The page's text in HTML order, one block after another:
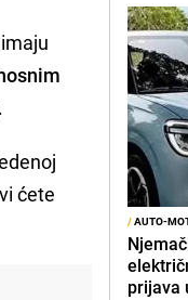
ćete
/AUTO-
prijava